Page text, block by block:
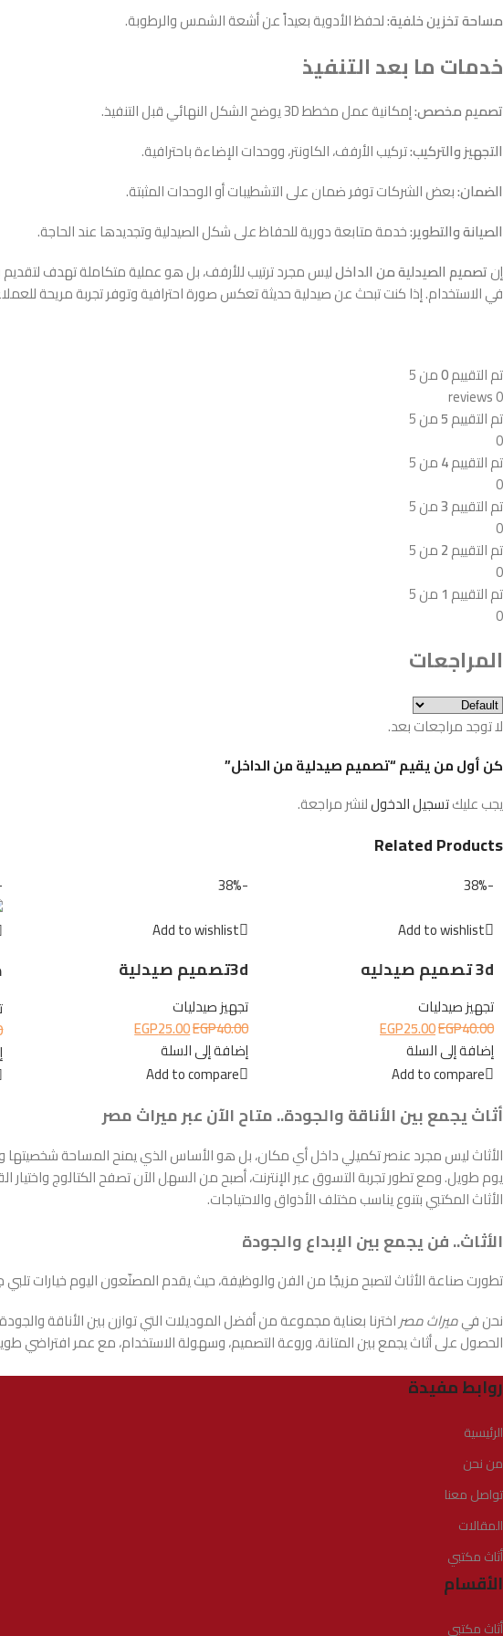
مساحة تخزين خلفية:لحفظ الأدوية بعيداً عن أشعة الشمس والرطوبة.
خدمات ما بعد التنفيذ
تصميم مخصص:إمكانية عمل مخطط 3D يوضح الشكل النهائي قبل التنفيذ.
التجهيز والتركيب:تركيب الأرفف، الكاونتر، ووحدات الإضاءة باحترافية.
الضمان:بعض الشركات توفر ضمان على التشطيبات أو الوحدات المثبتة.
الصيانة والتطوير:خدمة متابعة دورية للحفاظ على شكل الصيدلية وتجديدها عند الحاجة.
إنتصميم الصيدلية من الداخلليس مجرد ترتيب للأرفف، بل هو عملية متكاملة تهدف لتقديم
في الاستخدام. إذا كنت تبحث عن صيدلية حديثة تعكس صورة احترافية وتوفر تجربة مريحة
تم التقييم0من 5
0 reviews
تم التقييم5من 5
0
تم التقييم4من 5
0
تم التقييم3من 5
0
تم التقييم2من 5
0
تم التقييم 1 من 5
0
المراجعات
لا توجد مراجعات بعد.
كن أول من يقيم “تصميم صيدلية من الداخل”
يجب عليكتسجيل الدخوللنشر مراجعة.
Related Products
-38%
Add to wishlist
3d تصميم صيدليه
تجهيز صيدليات
EGP40.00
EGP25.00
إضافة إلى السلة
Add to compare
-38%
Add to wishlist
3dتصميم صيدلية
تجهيز صيدليات
EGP40.00
EGP25.00
إضافة إلى السلة
Add to compare
أثاث يجمع بين الأناقة والجودة.. متاح الآن عبر ميراث مصر
الأثاث ليس مجرد عنصر تكميلي داخل أي مكان، بل هو الأساس الذي يمنح المساحة شخصيتها
يوم طويل. ومع تطور تجربة التسوق عبر الإنترنت، أصبح من السهل الآن تصفح الكتالوج
الأثاث المكتبي بتنوع يناسب مختلف الأذواق والاحتياجات.
الأثاث.. فن يجمع بين الإبداع والجودة
تطورت صناعة الأثاث لتصبح مزيجًا من الفن والوظيفة، حيث يقدم المصنّعون اليوم خيارات
نحن فيميراث مصراخترنا بعناية مجموعة من أفضل الموديلات التي توازن بين الأناقة
الحصول على أثاث يجمع بين المتانة، وروعة التصميم، وسهولة الاستخدام، مع عمر
روابط مفيدة
الرئيسية
من نحن
تواصل معنا
المقالات
أثاث مكتبي
الأقسام
أثاث مكتبي